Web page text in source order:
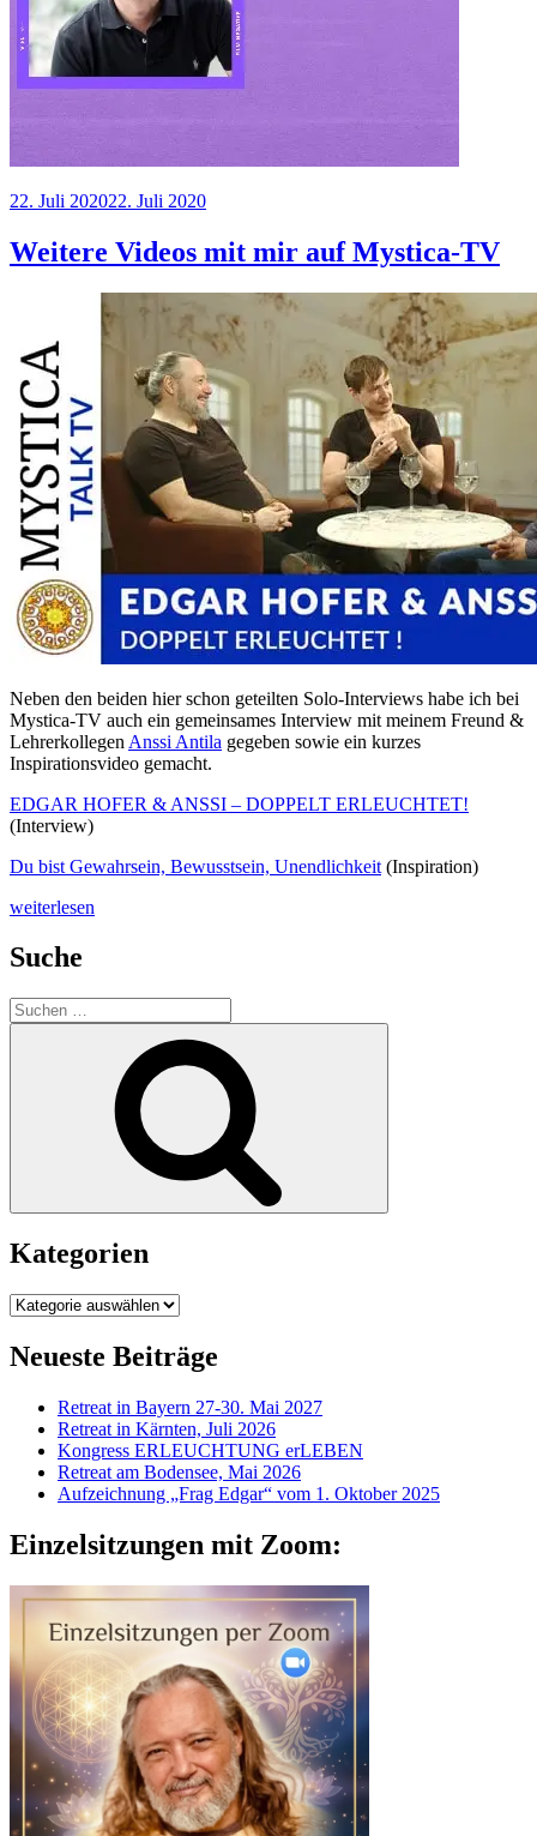
Veröffentlicht
22. Juli 202022. Juli 2020
Weitere Videos mit mir auf Mystica-TV
Neben den beiden hier schon geteilten Solo-Interviews habe ich bei
Mystica-TV auch ein gemeinsames Interview mit meinem Freund &
Lehrerkollegen Anssi Antila gegeben sowie ein kurzes
Inspirationsvideo gemacht.
EDGAR HOFER & ANSSI – DOPPELT ERLEUCHTET!
(Interview)
Du bist Gewahrsein, Bewusstsein, Unendlichkeit (Inspiration)
„Weitere
mit
mir
Mystica-
weiterlesen
Suche
Suchen
nach:
Kategorien
Kategorien
Neueste Beiträge
Retreat in Bayern 27-30. Mai 2027
Retreat in Kärnten, Juli 2026
Kongress ERLEUCHTUNG erLEBEN
Retreat am Bodensee, Mai 2026
Aufzeichnung „Frag Edgar“ vom 1. Oktober 2025
Einzelsitzungen mit Zoom: